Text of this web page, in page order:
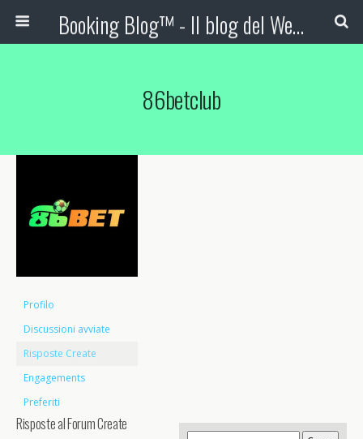
Booking Blog™ - Il blog del Web Marketing Turistico
86betclub
Profilo
Discussioni avviate
Risposte Create
Engagements
Preferiti
Risposte al Forum Create